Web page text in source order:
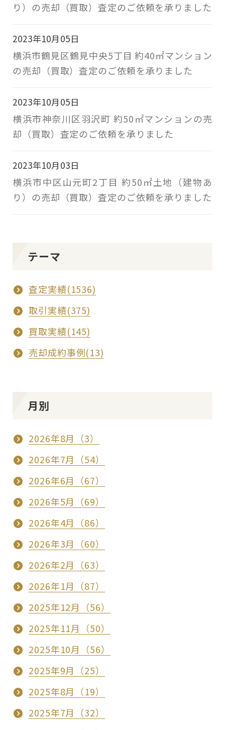
り）の売却（買取）査定のご依頼を承りました
2023年10月05日
横浜市鶴見区鶴見中央5丁目 約40㎡マンション
の売却（買取）査定のご依頼を承りました
2023年10月05日
横浜市神奈川区羽沢町 約50㎡マンションの売
却（買取）査定のご依頼を承りました
2023年10月03日
横浜市中区山元町2丁目 約50㎡土地（建物あ
り）の売却（買取）査定のご依頼を承りました
テーマ
査定実績(1536)
取引実績(375)
買取実績(145)
売却成約事例(13)
月別
2026年8月（3）
2026年7月（54）
2026年6月（67）
2026年5月（69）
2026年4月（86）
2026年3月（60）
2026年2月（63）
2026年1月（87）
2025年12月（56）
2025年11月（50）
2025年10月（56）
2025年9月（25）
2025年8月（19）
2025年7月（32）